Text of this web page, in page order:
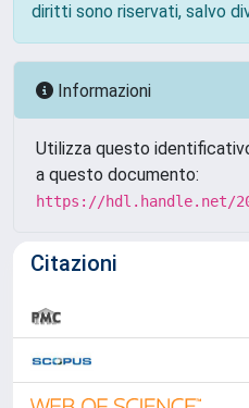
diritti sono riservati, salvo
Informazioni
Utilizza questo
a questo documento:
https://hdl.handle.net/
Citazioni